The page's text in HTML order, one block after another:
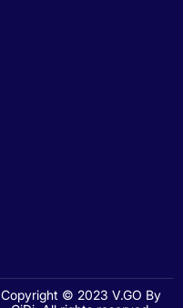
Copyright © 2023 V.GO By